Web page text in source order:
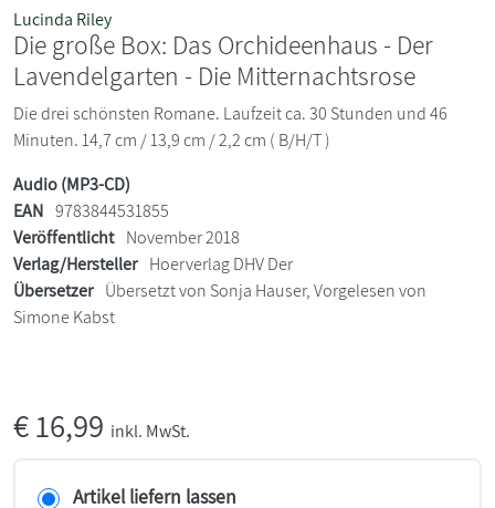
Lucinda Riley
Die große Box: Das Orchideenhaus - Der
Lavendelgarten - Die Mitternachtsrose
Die drei schönsten Romane. Laufzeit ca. 30 Stunden und 46
Minuten. 14,7 cm / 13,9 cm / 2,2 cm ( B/H/T )
Audio (MP3-CD)
EAN 9783844531855
Veröffentlicht November 2018
Verlag/Hersteller Hoerverlag DHV Der
Übersetzer Übersetzt von Sonja Hauser, Vorgelesen von
Simone Kabst
€16,99 inkl. MwSt.
Artikel liefern lassen